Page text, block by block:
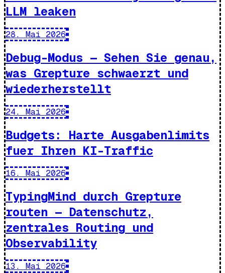
LLM leaken
28. Mai 2026
Debug-Modus — Sehen Sie genau,
was Grepture schwaerzt und
wiederherstellt
24. Mai 2026
Budgets: Harte Ausgabenlimits
fuer Ihren KI-Traffic
16. Mai 2026
TypingMind durch Grepture
routen — Datenschutz,
zentrales Routing und
Observability
13. Mai 2026